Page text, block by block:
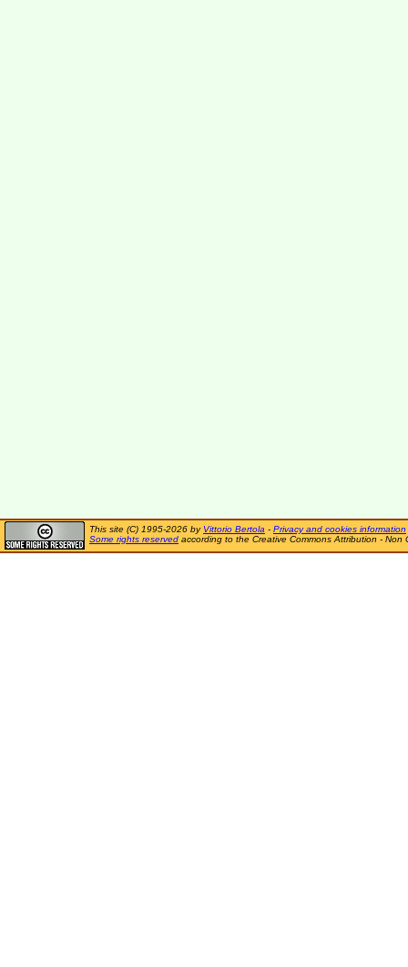
This site (C) 1995-2026 by Vittorio Bertola - Privacy and cookies information
Some rights reserved according to the Creative Commons Attribution - Non